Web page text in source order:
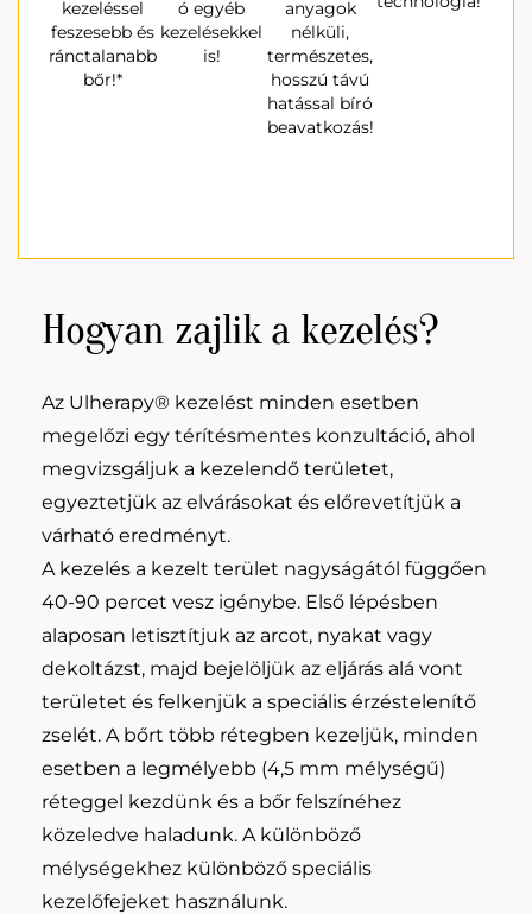
kezeléssel
feszesebb és
ránctalanabb
bőr!*
ó egyéb
kezelésekkel
is!
anyagok
nélküli,
természetes,
hosszú távú
hatással bíró
beavatkozás!
Hogyan zajlik a kezelés?
Az Ulherapy® kezelést minden esetben
megelőzi egy térítésmentes konzultáció, ahol
megvizsgáljuk a kezelendő területet,
egyeztetjük az elvárásokat és előrevetítjük a
várható eredményt.
A kezelés a kezelt terület nagyságától függően
40-90 percet vesz igénybe. Első lépésben
alaposan letisztítjuk az arcot, nyakat vagy
dekoltázst, majd bejelöljük az eljárás alá vont
területet és felkenjük a speciális érzéstelenítő
zselét. A bőrt több rétegben kezeljük, minden
esetben a legmélyebb (4,5 mm mélységű)
réteggel kezdünk és a bőr felszínéhez
közeledve haladunk. A különböző
mélységekhez különböző speciális
kezelőfejeket használunk.